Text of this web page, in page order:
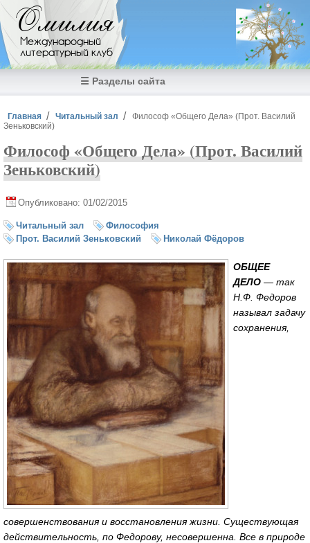
Перейти к основному содержанию
Омилия
Международный
литературный клуб
☰ Разделы сайта
Вы здесь
Главная Читальный зал
Философ «Общего Дела» (Прот. Василий
Зеньковский)
Философ «Общего Дела» (Прот. Василий
Зеньковский)
Опубликовано: 01/02/2015
Читальный зал
Философия
Прот. Василий Зеньковский
Николай Фёдоров
ОБЩЕЕ
ДЕЛО — так
Н.Ф. Федоров
называл задачу
сохранения,
совершенствования и восстановления жизни. Существующая
действительность, по Федорову, несовершенна. Все в природе